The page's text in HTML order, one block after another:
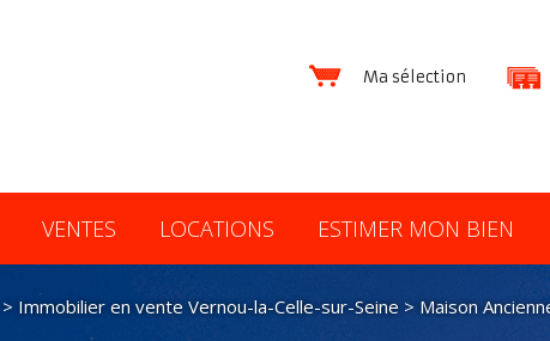
Ma sélection
VENTES LOCATIONS ESTIMER MON BIEN
> Immobilier en vente Vernou-la-Celle-sur-Seine > Maison